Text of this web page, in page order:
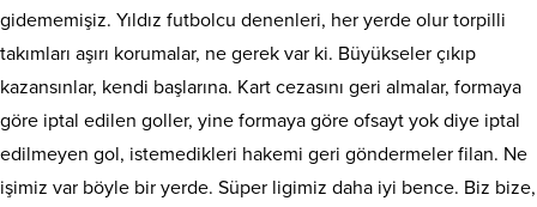
gidememişiz. Yıldız futbolcu denenleri, her yerde olur torpilli
takımları aşırı korumalar, ne gerek var ki. Büyükseler çıkıp
kazansınlar, kendi başlarına. Kart cezasını geri almalar, formaya
göre iptal edilen goller, yine formaya göre ofsayt yok diye iptal
edilmeyen gol, istemedikleri hakemi geri göndermeler filan. Ne
işimiz var böyle bir yerde. Süper ligimiz daha iyi bence. Biz bize,